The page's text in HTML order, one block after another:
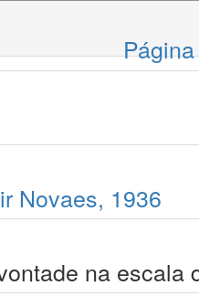
Novaes, 1936
na escala